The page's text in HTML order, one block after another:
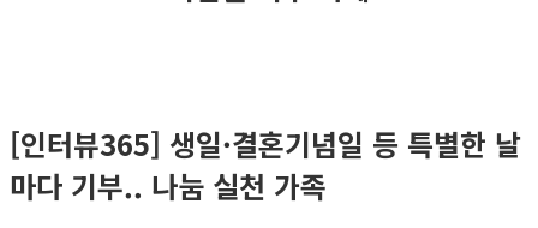
[인터뷰365] 생일·결혼기념일 등 특별한 날
마다 기부.. 나눔 실천 가족